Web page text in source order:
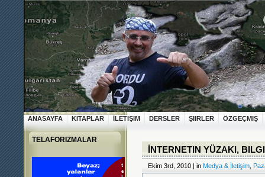
ANASAYFA KITAPLAR İLETIŞIM DERSLER ŞIIRLER ÖZGEÇMIŞ
TELAFORIZMALAR
İNTERNETIN YÜZAKI,
Ekim 3rd, 2010 | in Medya & İletişim